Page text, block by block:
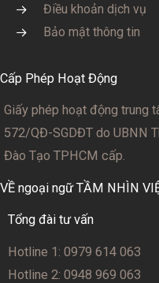
Điều khoản dịch vụ
Bảo mật thông tin
Cấp Phép Hoạt Động
Giấy phép hoạt động trung
572/QĐ-SGDĐT do UBNN
Đào Tạo TPHCM cấp.
VỀ ngoại ngữ TẦM NHÌN
Tổng đài tư vấn
Hotline 1: 0979 614 063
Hotline 2: 0948 969 063